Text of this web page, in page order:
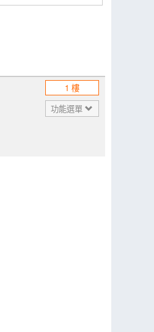
1 樓
功能選單